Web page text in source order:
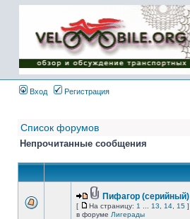
Имя пользователя:
Пароль:
{ LOG_ME_IN_SHORT
}
Вход
Регистрация
Список форумов
Непрочитанные сообщения
Пифагор (серийный)
[ На страницу: 1 13 14 15 ]
в форуме Лигерады